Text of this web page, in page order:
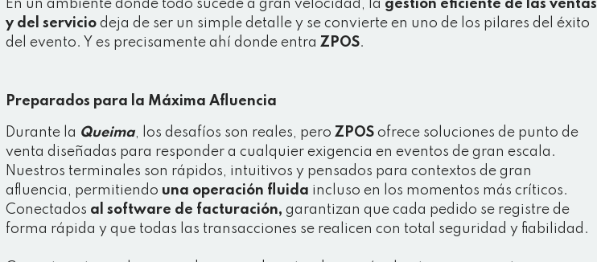
En un ambiente donde todo sucede a gran velocidad, la gestión eficiente de las ventas
y del servicio deja de ser un simple detalle y se convierte en uno de los pilares del éxito
del evento. Y es precisamente ahí donde entra ZPOS.
Preparados para la Máxima Afluencia
Durante la Queima, los desafíos son reales, pero ZPOS ofrece soluciones de punto de
venta diseñadas para responder a cualquier exigencia en eventos de gran escala.
Nuestros terminales son rápidos, intuitivos y pensados para contextos de gran
afluencia, permitiendo una operación fluida incluso en los momentos más críticos.
Conectados al software de facturación, garantizan que cada pedido se registre de
forma rápida y que todas las transacciones se realicen con total seguridad y fiabilidad.